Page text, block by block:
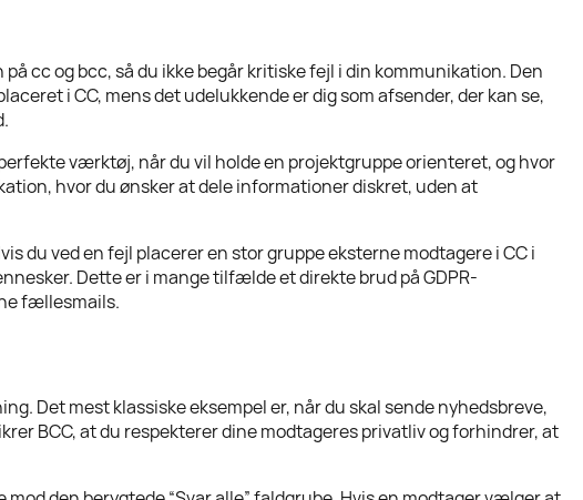
cc og bcc, så du ikke begår kritiske fejl i din kommunikation. Den
i CC, mens det udelukkende er dig som afsender, der kan se,
værktøj, når du vil holde en projektgruppe orienteret, og hvor
hvor du ønsker at dele informationer diskret, uden at
du ved en fejl placerer en stor gruppe eksterne modtagere i CC i
Dette er i mange tilfælde et direkte brud på GDPR-
fællesmails.
Det mest klassiske eksempel er, når du skal sende nyhedsbreve,
BCC, at du respekterer dine modtageres privatliv og forhindrer, at